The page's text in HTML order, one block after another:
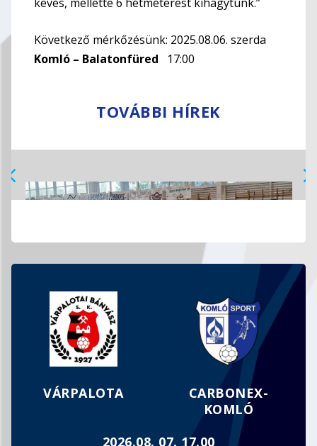
Következő mérkőzésünk: 2025.08.06. szerda
Komló – Balatonfüred 17:00
TOVÁBBI HÍREK
MEGFOGYVA BÁR, DE TÖRVE NEM…
VÁRPALOTA
CARBONEX-
KOMLÓ
2026.08. 07. 17.00